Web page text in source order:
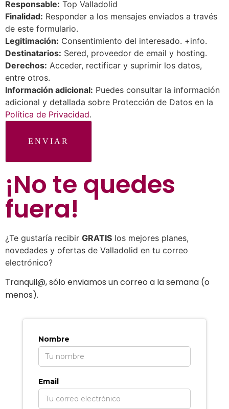
Responsable: Top Valladolid
Finalidad: Responder a los mensajes enviados a través
de este formulario.
Legitimación: Consentimiento del interesado. +info.
Destinatarios: Sered, proveedor de email y hosting.
Derechos: Acceder, rectificar y suprimir los datos,
entre otros.
Información adicional: Puedes consultar la información
adicional y detallada sobre Protección de Datos en la
Política de Privacidad.
ENVIAR
¡No te quedes
fuera!
¿Te gustaría recibir GRATIS los mejores planes,
novedades y ofertas de Valladolid en tu correo
electrónico?
Tranquil@, sólo enviamos un correo a la semana (o
menos).